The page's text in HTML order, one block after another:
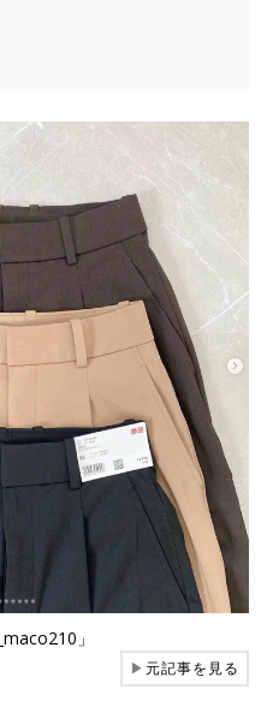
」
▶元記事を見る